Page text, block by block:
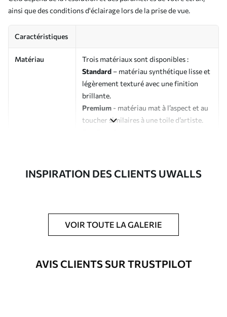
ainsi que des conditions d'éclairage lors de la prise de vue.
Caractéristiques
Matériau
Trois matériaux sont disponibles :
Standard – matériau synthétique lisse et
légèrement texturé avec une finition
brillante.
Premium - matériau mat à l’aspect et au
toucher similaires à une toile d’artiste.
Possibilité d'ajouter un vernis
protecteur pour renforcer la durabilité
du tableau.
Matériaux disponibles
INSPIRATION DES CLIENTS UWALLS
VOIR TOUTE LA GALERIE
AVIS CLIENTS SUR TRUSTPILOT